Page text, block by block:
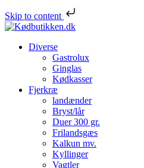
Skip to content
Diverse
Gastrolux
Ginglas
Kødkasser
Fjerkræ
landænder
Bryst/lår
Duer 300 gr.
Frilandsgæs
Kalkun mv.
Kyllinger
Vagtler